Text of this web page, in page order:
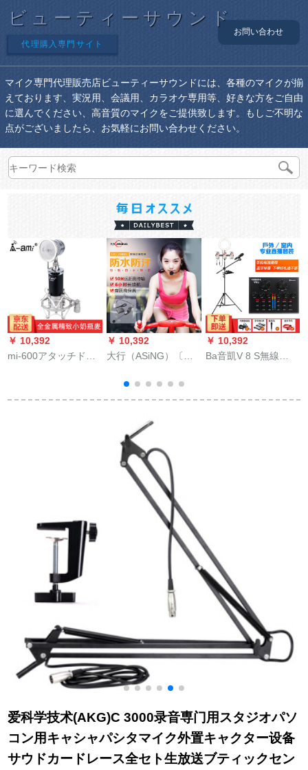
ビューティーサウンド
代理購入専門サイト
お問い合わせ
マイク専門代理販売店ビューティーサウンドには、各種のマイクが揃
えております、実況用、会議用、カラオケ専用等、好きな方をご自由
に選んでください、高音質のマイクをご提供致します。もしご不明な
点がございましたら、お気軽にお問い合わせください。
￥ 10,392
mi-600アタッチド版
ノピグ
￥ 10,392
大行（ASiNG）〔シ
リンダ防水防汗耳掛
式動感自動転車スポ
ポン
￥ 10,392
Ba音凱V 8 S無線
ド·スト·スト·生放送
爱科学技术(AKG)C 3000录音専门用スタジオパソ
コン用キャシャパシタマイク外置キャクター设备
サウドカードレース全セト生放送ブティックセン